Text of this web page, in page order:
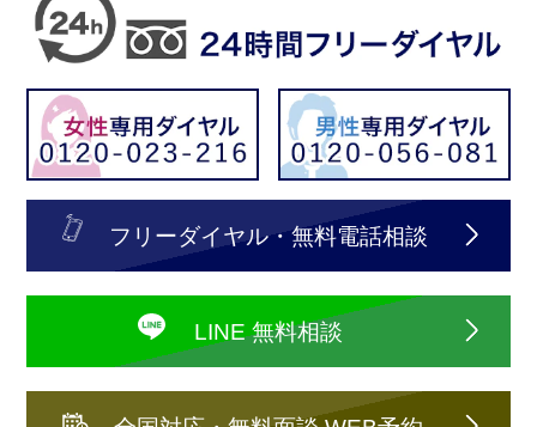
フリーダイヤル・無料電話相談
LINE 無料相談